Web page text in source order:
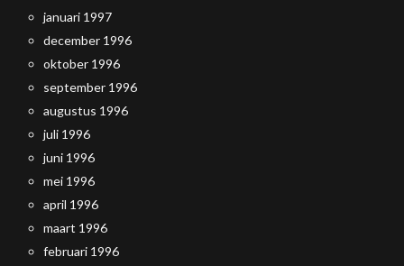
januari 1997
december 1996
oktober 1996
september 1996
augustus 1996
juli 1996
juni 1996
mei 1996
april 1996
maart 1996
februari 1996